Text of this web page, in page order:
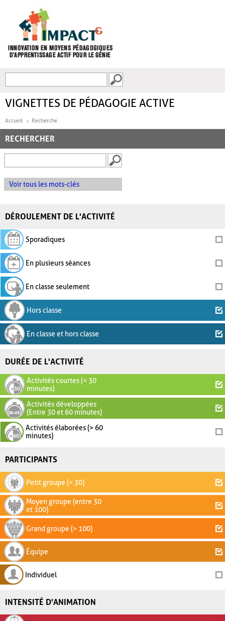
FORMULAIRE DE
VIGNETTES DE PÉDAGOGIE ACTIVE
Accueil Recherche
RECHERCHER
Voir tous les mots-clés
DÉROULEMENT DE L'ACTIVITÉ
Sporadiques
En plusieurs séances
En classe seulement
Hors classe
En classe et hors classe
DURÉE DE L'ACTIVITÉ
Activités courtes (< 30
minutes)
Activités développées
(Entre 30 et 60 minutes)
Activités élaborées (> 60
minutes)
PARTICIPANTS
Petit groupe (< 30)
Moyen groupe (entre 30
et 100)
Grand groupe (> 100)
Équipe
Individuel
INTENSITÉ D'ANIMATION